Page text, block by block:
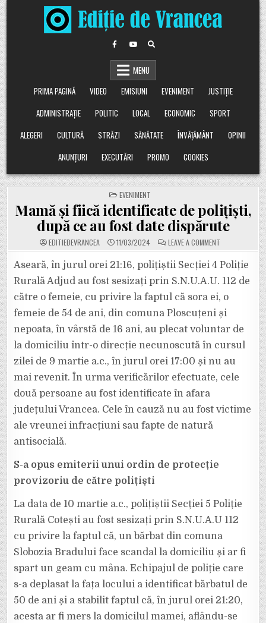
Skip
to
content
MENU
PRIMA PAGINĂ
VIDEO EMISIUNI EVENIMENT
JUSTIȚIE
ADMINISTRAȚIE
POLITIC LOCAL ECONOMIC
SPORT
ALEGERI
CULTURĂ STRĂZI SĂNĂTATE ÎNVĂȚĂMÂNT
OPINII
ANUNȚURI
EXECUTĂRI PROMO COOKIES
POSTED
IN
EVENIMENT
Mamă și fiică identificate de polițiști,
după ce au fost date dispărute
EDITIEDEVRANCEA 11/03/2024 LEAVE A COMMENT
MAMĂ
FIICĂ
IDENTIFICATE
DE
POLIȚIȘTI,
CE
FOST
DATE
DISPĂRUTE
Aseară, în jurul orei 21:16, polițiștii Secției 4 Poliție
Rurală Adjud au fost sesizați prin S.N.U.A.U. 112 de
către o femeie, cu privire la faptul că sora ei, o
femeie de 54 de ani, din comuna Ploscuțeni și
nepoata, în vârstă de 16 ani, au plecat voluntar de
la domiciliu într-o direcție necunoscută în cursul
zilei de 9 martie a.c., în jurul orei 17:00 și nu au
mai revenit. În urma verificărilor efectuate, cele
două persoane au fost identificate în afara
județului Vrancea. Cele în cauză nu au fost victime
ale vreunei infracțiuni sau fapte de natură
antisocială.
S-a opus emiterii unui ordin de protecție
provizoriu de către polițiști
La data de 10 martie a.c., polițiștii Secției 5 Poliție
Rurală Cotești au fost sesizați prin S.N.U.A.U 112
cu privire la faptul că, un bărbat din comuna
Slobozia Bradului face scandal la domiciliu și ar fi
spart un geam cu mâna. Echipajul de poliție care
s-a deplasat la fața locului a identificat bărbatul de
50 de ani și a stabilit faptul că, în jurul orei 21:20,
acesta ar fi mers la domicilul mamei, aflându-se